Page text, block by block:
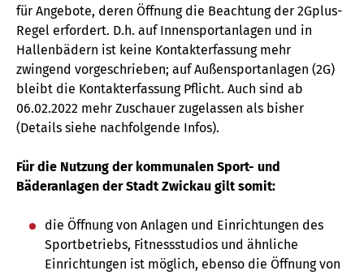
für Angebote, deren Öffnung die Beachtung der 2Gplus-
Regel erfordert. D.h. auf Innensportanlagen und in
Hallenbädern ist keine Kontakterfassung mehr
zwingend vorgeschrieben; auf Außensportanlagen (2G)
bleibt die Kontakterfassung Pflicht. Auch sind ab
06.02.2022 mehr Zuschauer zugelassen als bisher
(Details siehe nachfolgende Infos).
Für die Nutzung der kommunalen Sport- und
Bäderanlagen der Stadt Zwickau gilt somit:
die Öffnung von Anlagen und Einrichtungen des
Sportbetriebs, Fitnessstudios und ähnliche
Einrichtungen ist möglich, ebenso die Öffnung von